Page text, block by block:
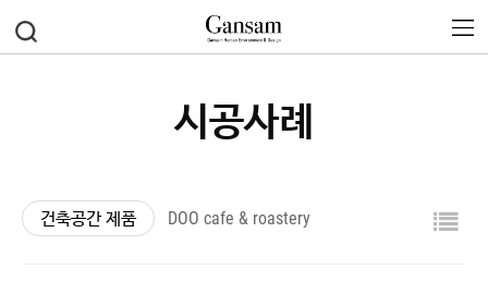
시공사례
건축공간 제품 DOO cafe & roastery